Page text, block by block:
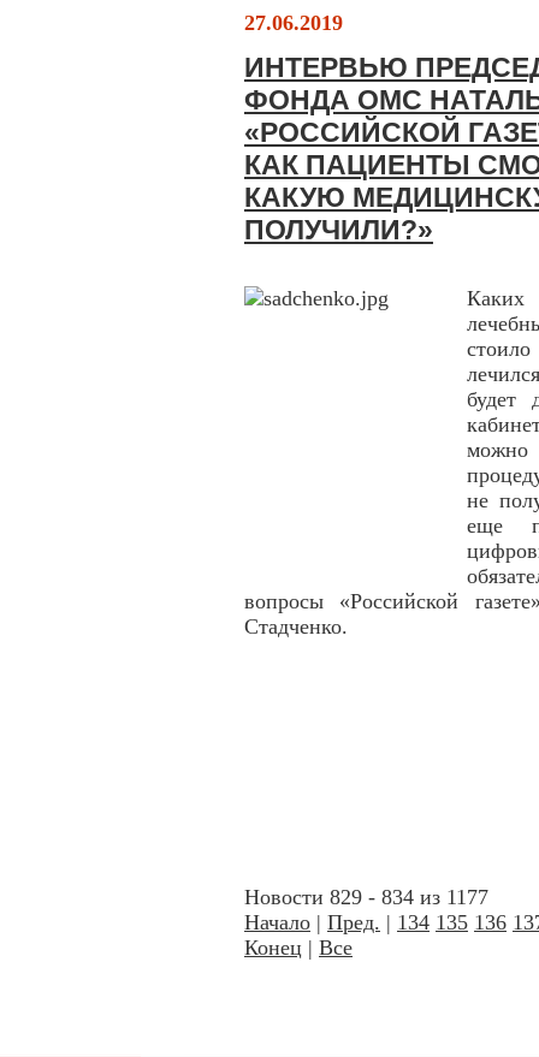
27.06.2019
ИНТЕРВЬЮ
ФОНДА ОМС
«РОССИЙСКОЙ
КАК ПАЦИЕНТЫ
КАКУЮ
ПОЛУЧИЛИ?»
Каких
будет
не
еще
вопросы «Российской
Стадченко.
Новости 829 - 834 из 1177
Начало | Пред. | 134 135 136
Конец | Все